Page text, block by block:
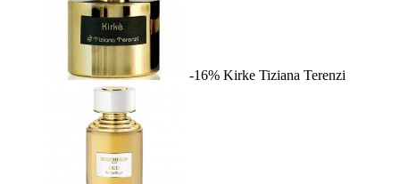
-16% Kirke Tiziana Terenzi